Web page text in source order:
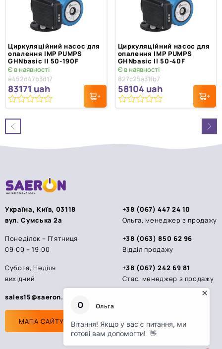
Циркуляційний насос для
опалення IMP PUMPS
GHNbasic II 50-190F
Є в наявності
e452d47b3d17
83171 uah
з
5
Циркуляційний насос для
опалення IMP PUMPS
GHNbasic II 50-40F
Є в наявності
827c25a31fb7
58104 uah
Україна, Київ, 03118
вул. Сумська 2а
Понеділок – П’ятниця
09:00 – 19:00
Субота, Неділя
вихідний
sales15@saeron.ua
МАПА САЙТУ
+38 (067) 447 24 10
Ольга, менеджер з продажу
+38 (063) 850 62 96
Відділ продажу
+38 (067) 242 69 81
Стас, менеджер з продажу